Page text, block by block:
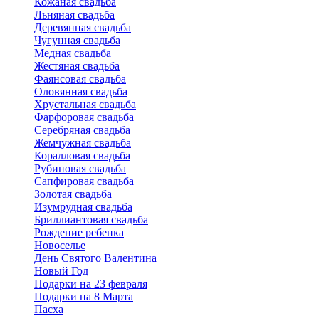
Льняная свадьба
Деревянная свадьба
Чугунная свадьба
Медная свадьба
Жестяная свадьба
Фаянсовая свадьба
Оловянная свадьба
Хрустальная свадьба
Фарфоровая свадьба
Серебряная свадьба
Жемчужная свадьба
Коралловая свадьба
Рубиновая свадьба
Сапфировая свадьба
Золотая свадьба
Изумрудная свадьба
Бриллиантовая свадьба
Рождение ребенка
Новоселье
День Святого Валентина
Новый Год
Подарки на 23 февраля
Подарки на 8 Марта
Пасха